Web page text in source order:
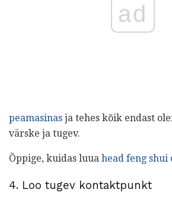
ad
peamasinas ja tehes kõik endast
värske ja tugev.
Õppige, kuidas luua head feng
4. Loo tugev kontaktpunkt